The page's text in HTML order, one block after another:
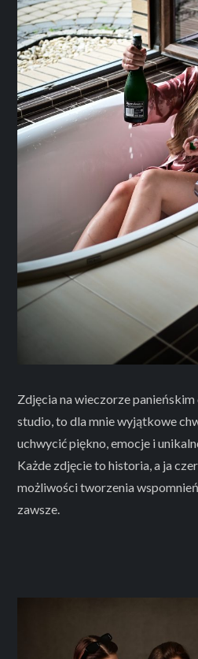
Zdjęcia na wieczorze
studio, to dla mnie wyjątkowe
uchwycić piękno, emocje i
Każde zdjęcie to historia, a ja
możliwości tworzenia
zawsze.